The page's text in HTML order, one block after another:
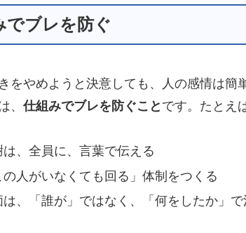
でブレを防ぐ
をやめようと決意しても、人の感情は簡
、 仕組みでブレを防ぐこと です。たとえ
は、全員に、言葉で伝える
の人がいなくても回る」体制をつくる
は、「誰が」ではなく、「何をしたか」で